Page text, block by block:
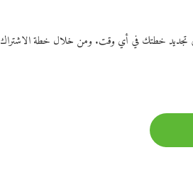
إلى تجديد خطتك في أي وقت. ومن خلال خطة الاشتراك